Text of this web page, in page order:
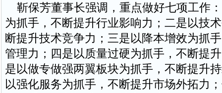
靳保芳董事长强调，重点做好七项工作
为抓手，不断提升行业影响力；二是以技
断提升技术竞争力；三是以降本增效为抓
管理力；四是以质量过硬为抓手，不断提
是以做专做强两翼板块为抓手，不断提升
以强化服务为抓手，不断提升市场外拓力